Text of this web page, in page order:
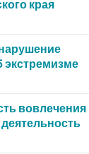
края
экстремизме